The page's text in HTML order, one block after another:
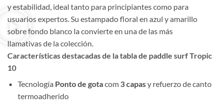
y estabilidad, ideal tanto para principiantes como para
usuarios expertos. Su estampado floral en azul y amarillo
sobre fondo blanco la convierte en una de las más
llamativas de la colección.
Características destacadas de la tabla de paddle surf Tropic
10
Tecnología Ponto de gotacom 3 capasy refuerzo de canto
termoadherido